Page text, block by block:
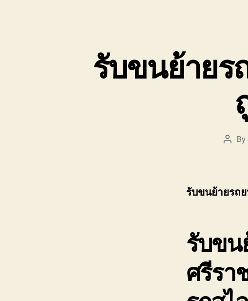
รับขนย้ายร
Post
By
รับขนย้ายรถ
รับขน
ศรีรา